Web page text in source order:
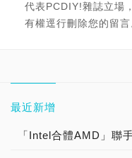
代表PCDIY!雜誌立場
有權逕行刪除您的留言
最近新增